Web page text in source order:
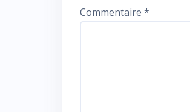
Commentaire *